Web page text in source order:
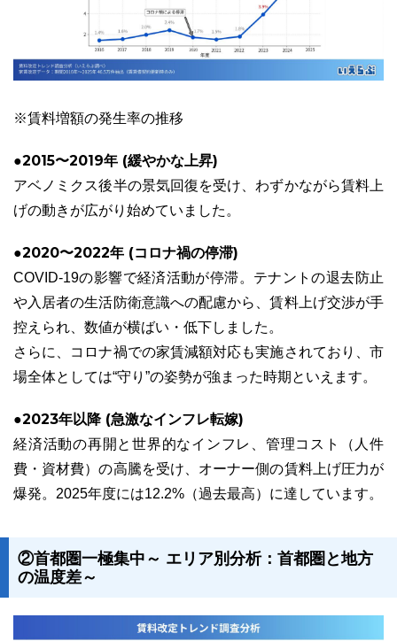
※賃料増額の発生率の推移
●2015〜2019年 (緩やかな上昇)
アベノミクス後半の景気回復を受け、わずかながら賃料上
げの動きが広がり始めていました。
●2020〜2022年 (コロナ禍の停滞)
COVID-19の影響で経済活動が停滞。テナントの退去防止
や入居者の生活防衛意識への配慮から、賃料上げ交渉が手
控えられ、数値が横ばい・低下しました。
さらに、コロナ禍での家賃減額対応も実施されており、市
場全体としては“守り”の姿勢が強まった時期といえます。
●2023年以降 (急激なインフレ転嫁)
経済活動の再開と世界的なインフレ、管理コスト（人件
費・資材費）の高騰を受け、オーナー側の賃料上げ圧力が
爆発。2025年度には12.2%（過去最高）に達しています。
②首都圏一極集中～ エリア別分析：首都圏と地方
の温度差～